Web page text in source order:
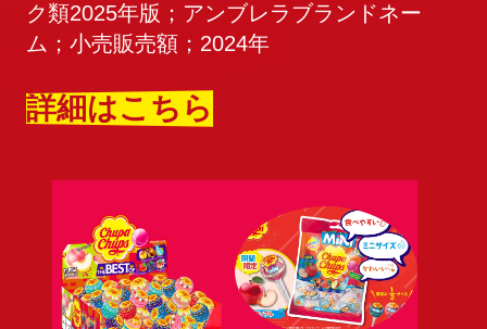
ク類2025年版；アンブレラブランドネー
ム；小売販売額；2024年
詳細はこちら